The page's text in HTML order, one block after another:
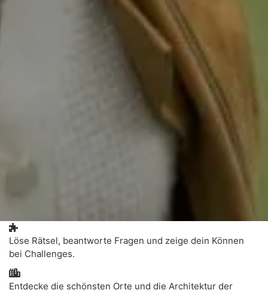
Löse Rätsel, beantworte Fragen und zeige dein Können
bei Challenges.
Entdecke die schönsten Orte und die Architektur der